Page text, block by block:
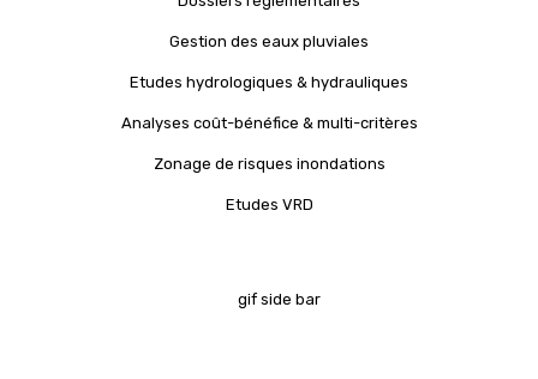
Gestion des eaux pluviales
Etudes hydrologiques & hydrauliques
Analyses coût-bénéfice & multi-critères
Zonage de risques inondations
Etudes VRD